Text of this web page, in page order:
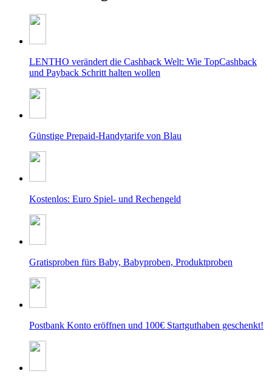
LENTHO verändert die Cashback Welt: Wie TopCashback
und Payback Schritt halten wollen
Günstige Prepaid-Handytarife von Blau
Kostenlos: Euro Spiel- und Rechengeld
Gratisproben fürs Baby, Babyproben, Produktproben
Postbank Konto eröffnen und 100€ Startguthaben geschenkt!